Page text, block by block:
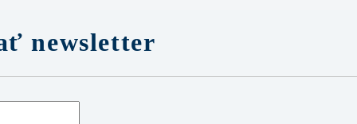
newsletter